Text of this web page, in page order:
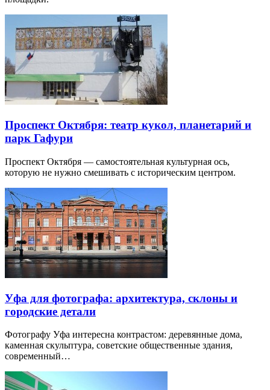
Проспект Октября: театр кукол, планетарий и
парк Гафури
Проспект Октября — самостоятельная культурная ось,
которую не нужно смешивать с историческим центром.
Уфа для фотографа: архитектура, склоны и
городские детали
Фотографу Уфа интересна контрастом: деревянные дома,
каменная скульптура, советские общественные здания,
современный…